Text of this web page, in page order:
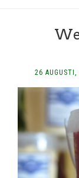
26 AUGUSTI,